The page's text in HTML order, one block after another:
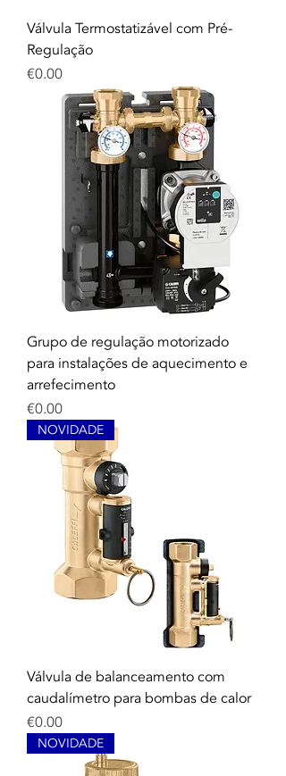
Válvula Termostatizável com Pré-
Regulação
Price
€0.00
Grupo de regulação motorizado
para instalações de aquecimento e
arrefecimento
Price
€0.00
NOVIDADE
Válvula de balanceamento com
caudalímetro para bombas de calor
Price
€0.00
NOVIDADE